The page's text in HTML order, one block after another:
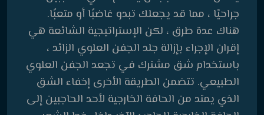
جراحيًا ، مما قد يجعلك تبدو غاضبًا أو متعبًا.
هناك عدة طرق ، لكن الإستراتيجية الشائعة هي
إقران الإجراء بإزالة جلد الجفن العلوي الزائد ،
باستخدام شق مشترك في تجعد الجفن العلوي
الطبيعي. تتضمن الطريقة الأخرى إخفاء الشق
الذي يمتد من الحافة الخارجية لأحد الحاجبين إلى